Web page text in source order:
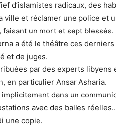
d’islamistes radicaux, des
ville et réclamer une police et
faisant un mort et sept blessés.
a été le théâtre ces
et de juges.
par des experts
en particulier Ansar Asharia.
dans un
avec des balles
une copie.